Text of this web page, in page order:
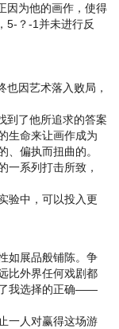
因为他的画作，使得
5-？-1并未进行反
因艺术落入败局，
到了他所追求的答案
生命来让画作成为
、偏执而扭曲的。
一系列打击所致，
验中，可以投入更
展品般铺陈。争
比外界任何戏剧都
了我选择的正确——
人对赢得这场游